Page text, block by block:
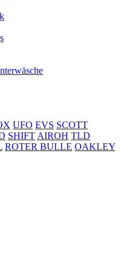
UFO EVS SCOTT
SHIFT AIROH TLD
ROTER BULLE OAKLEY